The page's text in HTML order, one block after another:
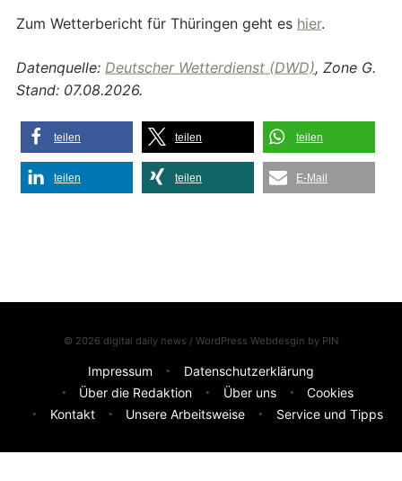
Zum Wetterbericht für Thüringen geht es hier.
Datenquelle: Deutscher Wetterdienst (DWD), Zone G.
Stand: 07.08.2026.
teilen teilen teilen
teilen teilen E-Mail
© 2026 digital daily news / WordPress Webdesgin by PIN
Impressum
Datenschutzerklärung
Über die Redaktion
Über uns
Cookies
Kontakt
Unsere Arbeitsweise Service und Tipps